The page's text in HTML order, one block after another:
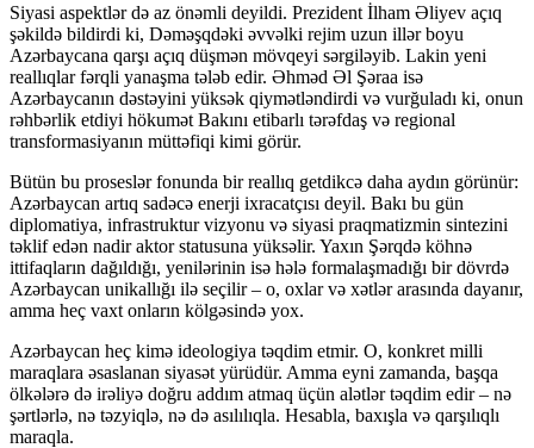
Siyasi aspektlər də az önəmli deyildi. Prezident İlham Əliyev açıq
şəkildə bildirdi ki, Dəməşqdəki əvvəlki rejim uzun illər boyu
Azərbaycana qarşı açıq düşmən mövqeyi sərgiləyib. Lakin yeni
reallıqlar fərqli yanaşma tələb edir. Əhməd Əl Şəraa isə
Azərbaycanın dəstəyini yüksək qiymətləndirdi və vurğuladı ki, onun
rəhbərlik etdiyi hökumət Bakını etibarlı tərəfdaş və regional
transformasiyanın müttəfiqi kimi görür.
Bütün bu proseslər fonunda bir reallıq getdikcə daha aydın görünür:
Azərbaycan artıq sadəcə enerji ixracatçısı deyil. Bakı bu gün
diplomatiya, infrastruktur vizyonu və siyasi praqmatizmin sintezini
təklif edən nadir aktor statusuna yüksəlir. Yaxın Şərqdə köhnə
ittifaqların dağıldığı, yenilərinin isə hələ formalaşmadığı bir dövrdə
Azərbaycan unikallığı ilə seçilir – o, oxlar və xətlər arasında dayanır,
amma heç vaxt onların kölgəsində yox.
Azərbaycan heç kimə ideologiya təqdim etmir. O, konkret milli
maraqlara əsaslanan siyasət yürüdür. Amma eyni zamanda, başqa
ölkələrə də irəliyə doğru addım atmaq üçün alətlər təqdim edir – nə
şərtlərlə, nə təzyiqlə, nə də asılılıqla. Hesabla, baxışla və qarşılıqlı
maraqla.